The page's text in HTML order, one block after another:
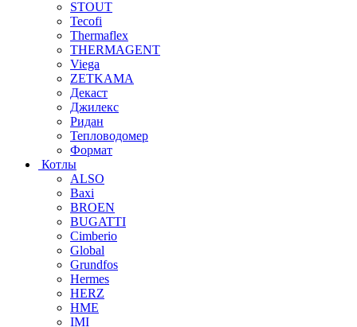
STOUT
Tecofi
Thermaflex
THERMAGENT
Viega
ZETKAMA
Декаст
Джилекс
Ридан
Тепловодомер
Формат
Котлы
ALSO
Baxi
BROEN
BUGATTI
Cimberio
Global
Grundfos
Hermes
HERZ
HME
IMI